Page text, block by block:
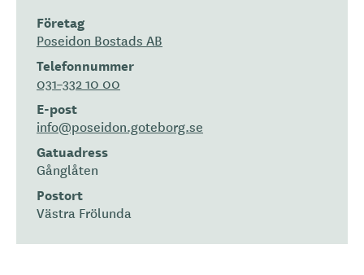
Företag
Poseidon Bostads AB
Telefonnummer
031–332 10 00
E-post
info@poseidon.goteborg.se
Gatuadress
Gånglåten
Postort
Västra Frölunda